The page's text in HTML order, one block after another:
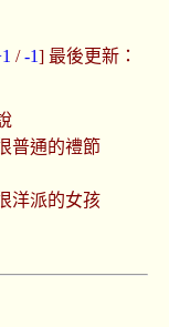
/-1] 最後更新：
普通的禮節
洋派的女孩